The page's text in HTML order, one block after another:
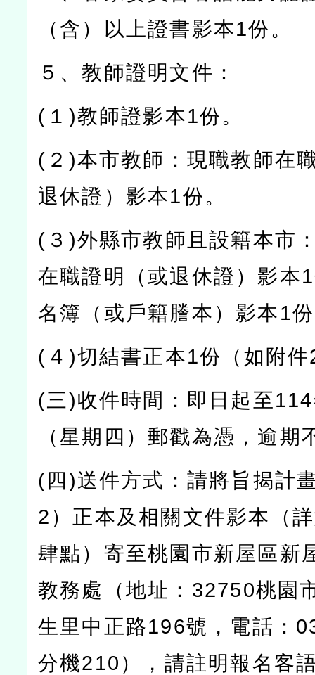
（含）以上證書影本1份。
５、教師證明文件：
( １ )教師證影本1份。
( ２ )本市教師：現職教師在
退休證）影本1份。
( ３ )外縣市教師且設籍本市
在職證明（或退休證）影本1
名簿（或戶籍謄本）影本1
( ４ )切結書正本1份（如附件
(三)收件時間：即日起至114
（星期四）郵戳為憑，逾期
(四)送件方式：請將旨揭計
2 ）正本及相關文件影本（
肆點）寄至桃園市新屋區新
教務處（地址： 32750桃園
生里中正路196號，電話：
分機210 ），請註明報名客